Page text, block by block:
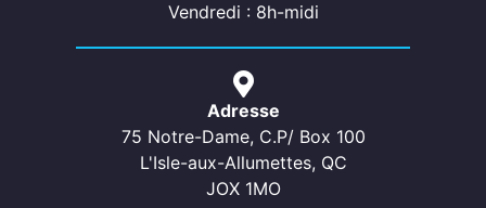
Vendredi : 8h-midi
Adresse
75 Notre-Dame, C.P/ Box 100
L'Isle-aux-Allumettes, QC
JOX 1MO